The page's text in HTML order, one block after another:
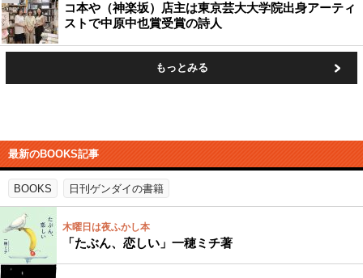
コ本や（神楽坂）店主は東京芸大大学院出身アーティ
ストで中原中也賞受賞の詩人
もっとみる
最新のBOOKS記事
BOOKS 日刊ゲンダイの書籍
木曜日は夜ふかし本
「たぶん、恋しい」一穂ミチ著